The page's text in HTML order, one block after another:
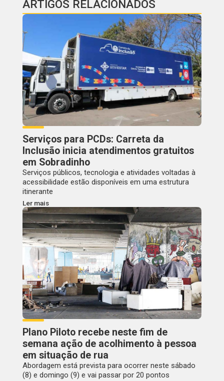
ARTIGOS RELACIONADOS
Serviços para PCDs: Carreta da
Inclusão inicia atendimentos gratuitos
em Sobradinho
Serviços públicos, tecnologia e atividades voltadas à
acessibilidade estão disponíveis em uma estrutura
itinerante
Ler mais
Plano Piloto recebe neste fim de
semana ação de acolhimento à pessoa
em situação de rua
Abordagem está prevista para ocorrer neste sábado
(8) e domingo (9) e vai passar por 20 pontos